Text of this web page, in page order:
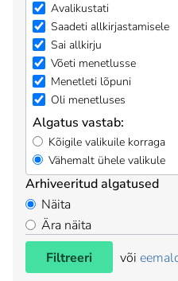
Avalikustati
Saadeti allkirjastamisele
Sai allkirju
Võeti menetlusse
Menetleti lõpuni
Oli menetluses
Algatus vastab:
Kõigile valikuile korraga
Vähemalt ühele valikule
Arhiveeritud algatused
Näita
Ära näita
Filtreeri
või